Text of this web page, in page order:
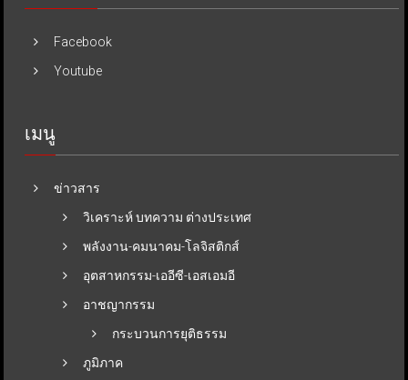
Facebook
Youtube
เมนู
ข่าวสาร
วิเคราะห์ บทความ ต่างประเทศ
พลังงาน-คมนาคม-โลจิสติกส์
อุตสาหกรรม-เออีซี-เอสเอมอี
อาชญากรรม
กระบวนการยุติธรรม
ภูมิภาค